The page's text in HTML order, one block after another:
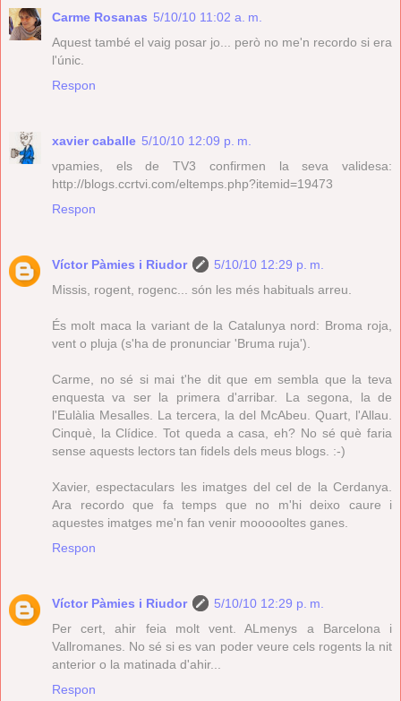
Carme Rosanas 5/10/10 11:02 a. m.
Aquest també el vaig posar jo... però no me'n recordo si era
l'únic.
Respon
xavier caballe 5/10/10 12:09 p. m.
vpamies, els de TV3 confirmen la seva validesa:
http://blogs.ccrtvi.com/eltemps.php?itemid=19473
Respon
Víctor Pàmies i Riudor
5/10/10 12:29 p. m.
Missis, rogent, rogenc... són les més habituals arreu.
És molt maca la variant de la Catalunya nord: Broma roja,
vent o pluja (s'ha de pronunciar 'Bruma ruja').
Carme, no sé si mai t'he dit que em sembla que la teva
enquesta va ser la primera d'arribar. La segona, la de
l'Eulàlia Mesalles. La tercera, la del McAbeu. Quart, l'Allau.
Cinquè, la Clídice. Tot queda a casa, eh? No sé què faria
sense aquests lectors tan fidels dels meus blogs. :-)
Xavier, espectaculars les imatges del cel de la Cerdanya.
Ara recordo que fa temps que no m'hi deixo caure i
aquestes imatges me'n fan venir moooooltes ganes.
Respon
Víctor Pàmies i Riudor
5/10/10 12:29 p. m.
Per cert, ahir feia molt vent. ALmenys a Barcelona i
Vallromanes. No sé si es van poder veure cels rogents la nit
anterior o la matinada d'ahir...
Respon